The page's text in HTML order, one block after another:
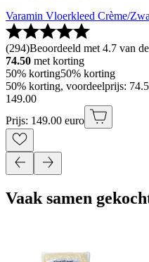
Varamin Vloerkleed Crème/
(294)Beoordeeld met 4.7 van
74.50 met korting
50% korting50% korting
50% korting, voordeelprijs:
149.00
Prijs: 149.00 euro
Vaak samen